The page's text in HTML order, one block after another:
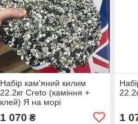
Набір кам'яний килим
22.2кг Creto (каміння +
клей) Я на морі
1 070₴ 1